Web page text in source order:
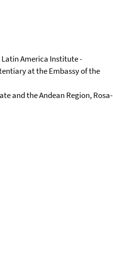
America Institute -
at the Embassy of the
and the Andean Region, Rosa-